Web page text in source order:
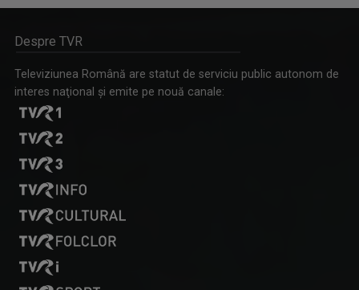
interes naţional şi emite pe nouă canale: